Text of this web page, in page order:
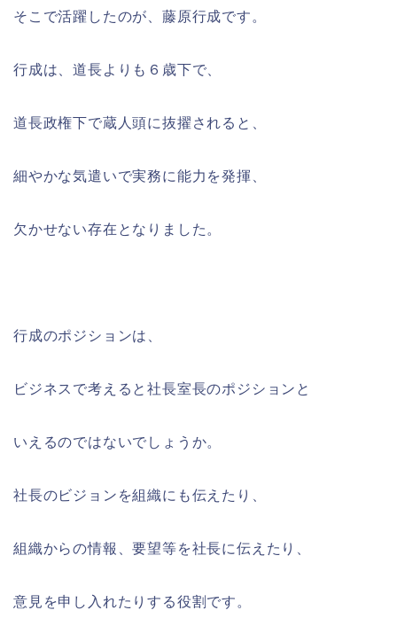
そこで活躍したのが、藤原行成です。
行成は、道長よりも６歳下で、
道長政権下で蔵人頭に抜擢されると、
細やかな気遣いで実務に能力を発揮、
欠かせない存在となりました。
行成のポジションは、
ビジネスで考えると社長室長のポジションと
いえるのではないでしょうか。
社長のビジョンを組織にも伝えたり、
組織からの情報、要望等を社長に伝えたり、
意見を申し入れたりする役割です。